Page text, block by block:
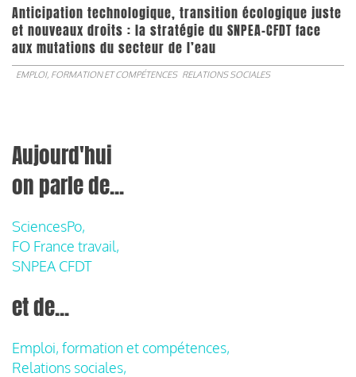
Anticipation technologique, transition écologique juste
et nouveaux droits : la stratégie du SNPEA-CFDT face
aux mutations du secteur de l’eau
EMPLOI, FORMATION ET COMPÉTENCES RELATIONS SOCIALES
Aujourd'hui
on parle de...
SciencesPo,
FO France travail,
SNPEA CFDT
et de...
Emploi, formation et compétences,
Relations sociales,